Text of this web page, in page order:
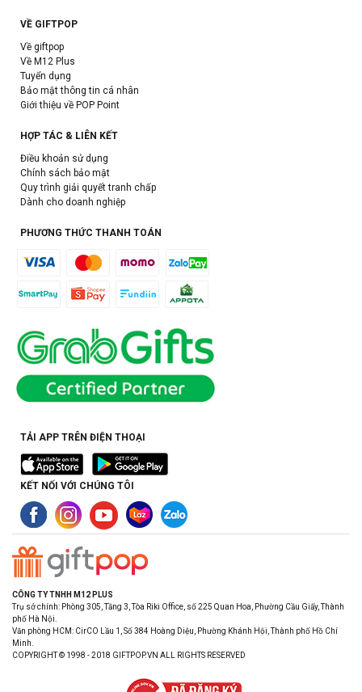
VỀ GIFTPOP
Về giftpop
Về M12 Plus
Tuyển dụng
Bảo mật thông tin cá nhân
Giới thiệu về POP Point
HỢP TÁC & LIÊN KẾT
Điều khoản sử dụng
Chính sách bảo mật
Quy trình giải quyết tranh chấp
Dành cho doanh nghiệp
PHƯƠNG THỨC THANH TOÁN
TẢI APP TRÊN ĐIỆN THOẠI
KẾT NỐI VỚI CHÚNG TÔI
CÔNG TY TNHH M12 PLUS
Trụ sở chính: Phòng 305, Tầng 3, Tòa Riki Office, số 225 Quan Hoa, Phường Cầu Giấy, Thành
phố Hà Nội.
Văn phòng HCM: CirCO Lầu 1, Số 384 Hoàng Diệu, Phường Khánh Hội, Thành phố Hồ Chí
Minh.
COPYRIGHT © 1998 - 2018 GIFTPOP.VN ALL RIGHTS RESERVED